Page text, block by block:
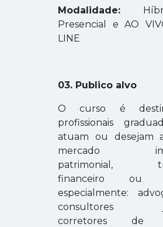
Modalidade:
Presencial e AO
LINE
03. Publico alvo
O curso é
profissionais
atuam ou desejam
mercado
patrimonial,
financeiro ou
especialmente:
consultores
corretores de